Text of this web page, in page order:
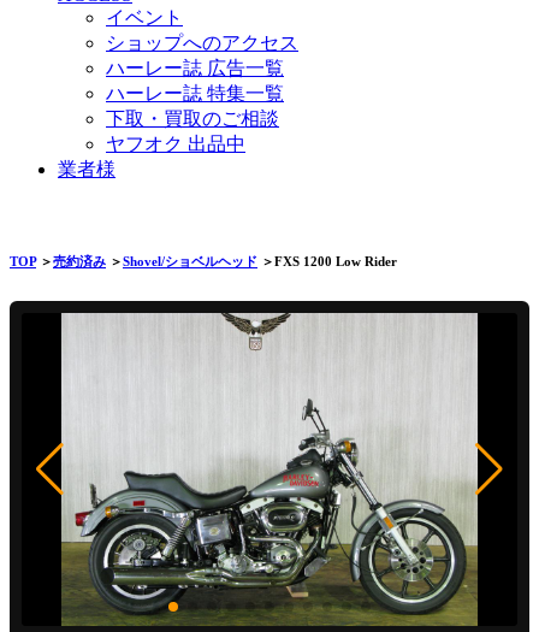
イベント
ショップへのアクセス
ハーレー誌 広告一覧
ハーレー誌 特集一覧
下取・買取のご相談
ヤフオク 出品中
業者様
TOP＞売約済み ＞Shovel/ショベルヘッド ＞FXS 1200 Low Rider